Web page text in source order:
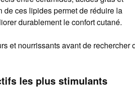
ces lipides permet de réduire la
durablement le confort cutané.
et nourrissants avant de rechercher
les plus stimulants